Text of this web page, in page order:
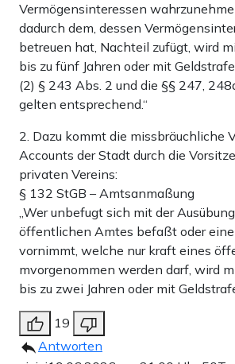
Vermögensinteressen
dadurch dem, dessen
betreuen hat, Nachteil zufügt, wird
bis zu fünf Jahren oder mit
(2) § 243 Abs. 2 und die §§ 247,
gelten entsprechend.“
2. Dazu kommt die missbräuchliche
Accounts der Stadt durch die
privaten Vereins:
§ 132 StGB – Amtsanmaßung
„Wer unbefugt sich mit der
öffentlichen Amtes befaßt oder
vornimmt, welche nur kraft eines
mvorgenommen werden darf, wird
bis zu zwei Jahren oder mit
19
Antworten